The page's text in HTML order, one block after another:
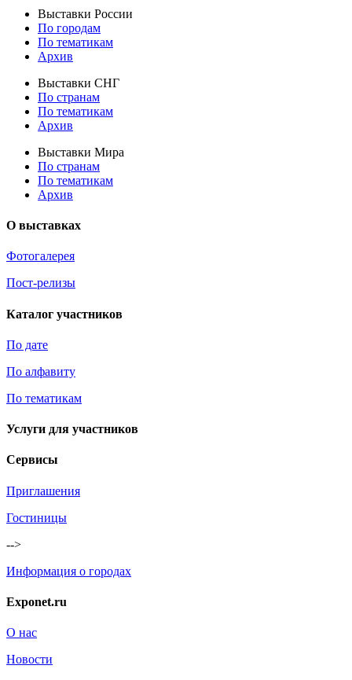
Выставки России
По городам
По тематикам
Архив
Выставки СНГ
По странам
По тематикам
Архив
Выставки Мира
По странам
По тематикам
Архив
О выставках
Фотогалерея
Пост-релизы
Каталог участников
По дате
По алфавиту
По тематикам
Услуги для участников
Сервисы
Приглашения
Гостиницы
-->
Информация о городах
Exponet.ru
О нас
Новости